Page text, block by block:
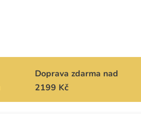
Doprava zdarma nad
2199 Kč